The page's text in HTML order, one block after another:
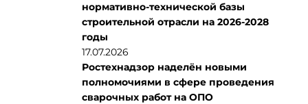
нормативно-технической базы
строительной отрасли на 2026-2028
годы
17.07.2026
Ростехнадзор наделён новыми
полномочиями в сфере проведения
сварочных работ на ОПО